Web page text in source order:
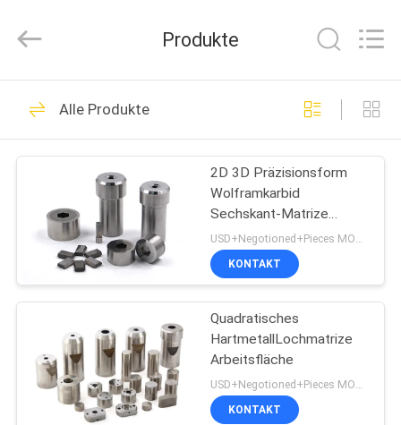
HAUS
PRODUKTE
VIDEOS
ÜBER
UNS
FABRIK-
AUSFLUG
Limited.
Reserved.
Wolframkarbid
sterben
161
Karbid-Punkte und -
Stäbe
73
Produkte
Alle Produkte
2D 3D Präzisionsform
Wolframkarbid
Sechskant-Matrize
Spiegelpolieren
Anpassbar
USD+Negotioned+Pieces MOQ:1
KONTAKT
Quadratisches
HartmetallLochmatrize
Arbeitsfläche
KONTAKT